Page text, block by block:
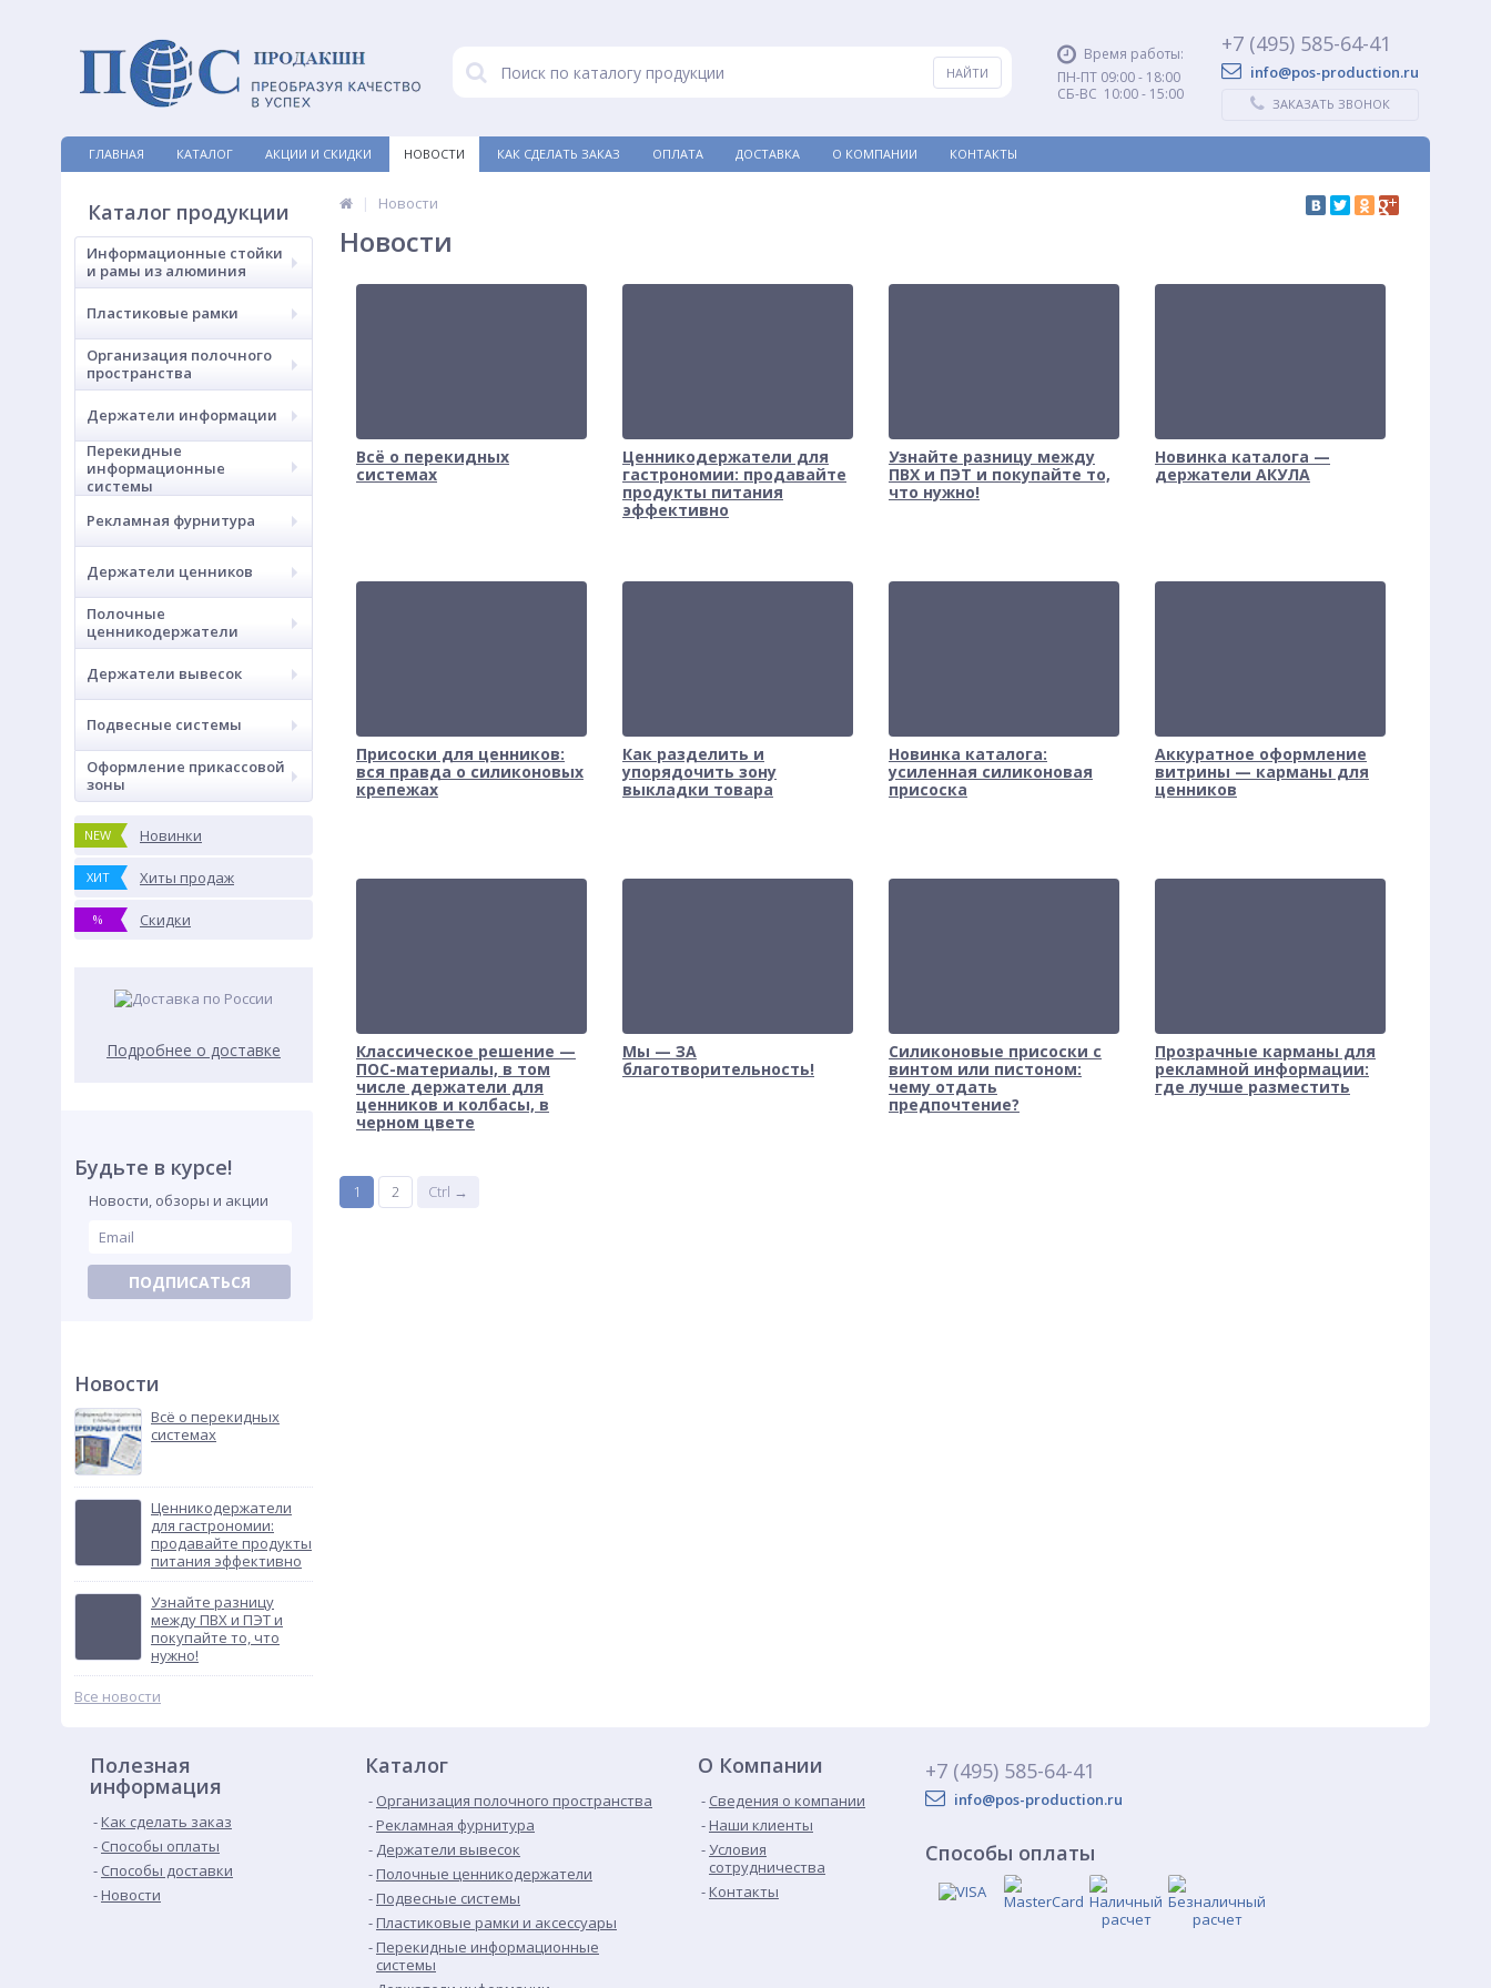
Время работы:
ПН-ПТ 09:00 - 18:00
СБ-ВС 10:00 - 15:00
+7 (495) 585-64-41
info@pos-production.ru
ЗАКАЗАТЬ ЗВОНОК
ГЛАВНАЯ КАТАЛОГ АКЦИИ И СКИДКИ НОВОСТИ КАК СДЕЛАТЬ ЗАКАЗ ОПЛАТА ДОСТАВКА О КОМПАНИИ КОНТАКТЫ
Каталог продукции
Информационные стойки
и рамы из алюминия
Пластиковые рамки
Организация полочного
пространства
Держатели информации
Перекидные
информационные
системы
Рекламная фурнитура
Держатели ценников
Полочные
ценникодержатели
Держатели вывесок
Подвесные системы
Оформление прикассовой
зоны
NEW Новинки
ХИТ Хиты продаж
% Скидки
Подробнее о доставке
Будьте в курсе!
Новости, обзоры и акции
ПОДПИСАТЬСЯ
Новости
Всё о перекидных
системах
Ценникодержатели
для гастрономии:
продавайте продукты
питания эффективно
Узнайте разницу
между ПВХ и ПЭТ и
покупайте то, что
нужно!
Все новости
Новости
Новости
Всё о перекидных
системах
Ценникодержатели для
гастрономии: продавайте
продукты питания
эффективно
Узнайте разницу между
ПВХ и ПЭТ и покупайте то,
что нужно!
Новинка каталога —
держатели АКУЛА
Присоски для ценников:
вся правда о силиконовых
крепежах
Как разделить и
упорядочить зону
выкладки товара
Новинка каталога:
усиленная силиконовая
присоска
Аккуратное оформление
витрины — карманы для
ценников
Классическое решение —
ПОС-материалы, в том
числе держатели для
ценников и колбасы, в
черном цвете
Мы — ЗА
благотворительность!
Силиконовые присоски с
винтом или пистоном:
чему отдать
предпочтение?
Прозрачные карманы для
рекламной информации:
где лучше разместить
1 2 Ctrl →
Полезная
информация
Как сделать заказ
Способы оплаты
Способы доставки
Новости
Каталог
Организация полочного пространства
Рекламная фурнитура
Держатели вывесок
Полочные ценникодержатели
Подвесные системы
Пластиковые рамки и аксессуары
Перекидные информационные
системы
О Компании
Сведения о компании
Наши клиенты
Условия
сотрудничества
Контакты
+7 (495) 585-64-41
info@pos-production.ru
Способы оплаты